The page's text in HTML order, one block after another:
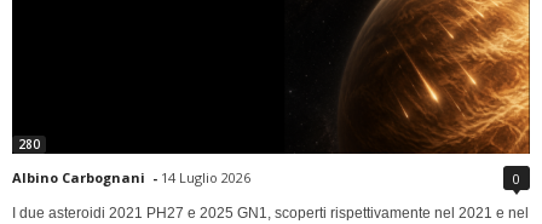
280
Albino Carbognani - 14 Luglio 2026 0
I due asteroidi 2021 PH27 e 2025 GN1, scoperti rispettivamente nel 2021 e nel